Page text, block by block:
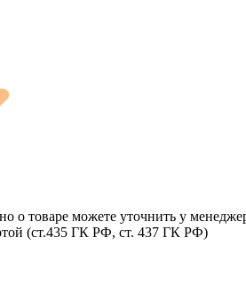
о товаре можете уточнить у
(ст.435 ГК РФ, cт. 437 ГК РФ)